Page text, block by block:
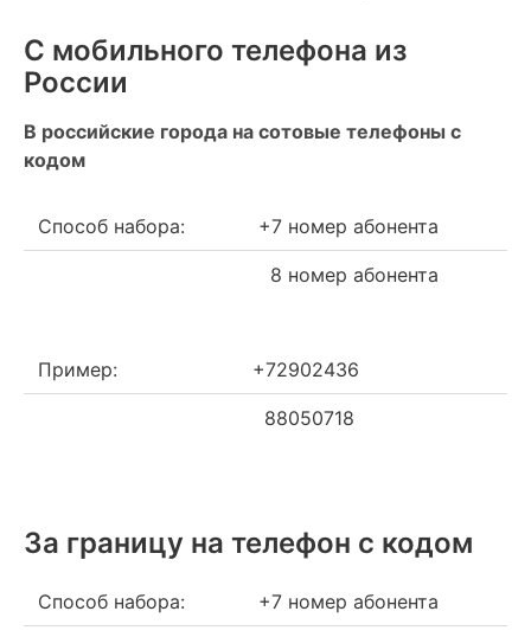
С мобильного телефона из
России
В российские города на сотовые телефоны с
кодом
Способ набора: +7 номер абонента
8 номер абонента
Пример: +72902436
88050718
За границу на телефон c кодом
Способ набора: +7 номер абонента